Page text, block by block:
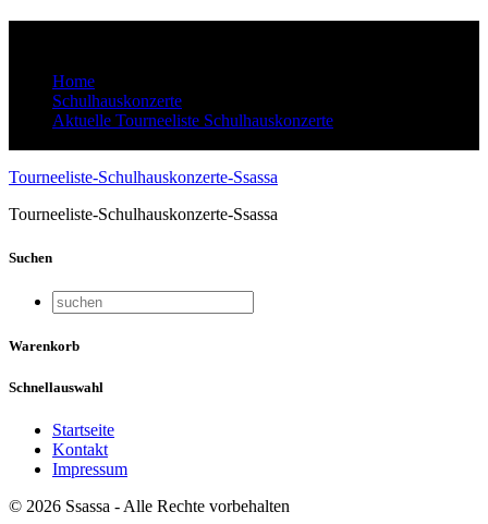
Home
Schulhauskonzerte
Aktuelle Tourneeliste Schulhauskonzerte
Tourneeliste-Schulhauskonzerte-Ssassa
Tourneeliste-Schulhauskonzerte-Ssassa
Suchen
Warenkorb
Schnellauswahl
Startseite
Kontakt
Impressum
© 2026 Ssassa - Alle Rechte vorbehalten